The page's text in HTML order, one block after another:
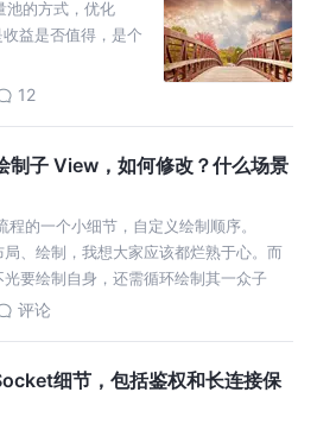
的方式，优化
益是否值得，是个
12
子 View，如何修改？什么场景
的一个小细节，自定义绘制顺序。
、绘制，我想大家应该都烂熟于心。而
要绘制自身，还需循环绘制其一众子
序绘制，即 [0 ~ childCount)。…
评论
细节，包括鉴权和长连接保